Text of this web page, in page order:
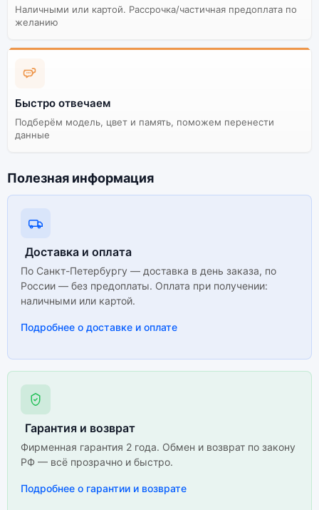
Наличными или картой. Рассрочка/частичная предоплата по
желанию
Быстро отвечаем
Подберём модель, цвет и память, поможем перенести
данные
Полезная информация
Доставка и оплата
По Санкт-Петербургу — доставка в день заказа, по
России — без предоплаты. Оплата при получении:
наличными или картой.
Подробнее о доставке и оплате
Гарантия и возврат
Фирменная гарантия 2 года. Обмен и возврат по закону
РФ — всё прозрачно и быстро.
Подробнее о гарантии и возврате